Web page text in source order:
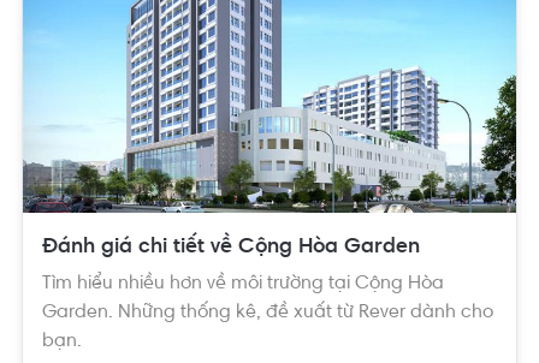
Đánh giá chi tiết về Cộng Hòa Garden
Tìm hiểu nhiều hơn về môi trường tại Cộng Hòa
Garden. Những thống kê, đề xuất từ Rever dành cho
bạn.